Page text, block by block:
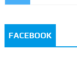
FACEBOOK